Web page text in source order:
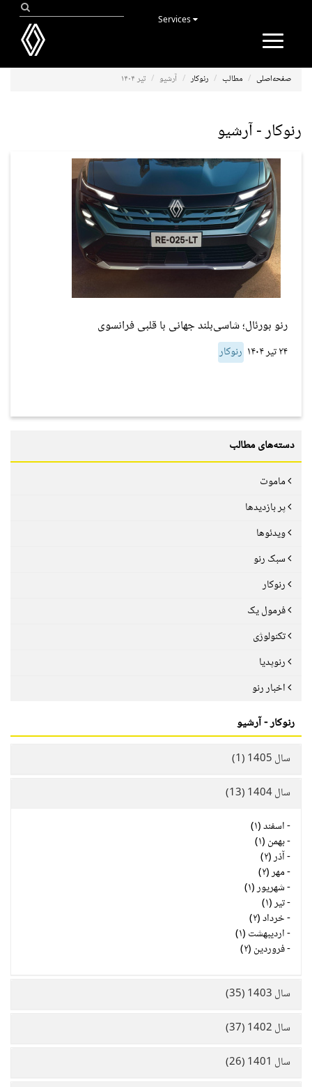
Toggle
صفحه‌اصلی مطالب رنوکار آرشیو تیر ۱۴۰۴
رنوکار - آرشیو
رنو بورئال؛ شاسی‌بلند جهانی با قلبی فرانسوی
۲۴ تیر ۱۴۰۴ رنوکار
دسته‌های مطالب
ماموت
پر بازدیدها
ویدئوها
سبک رنو
رنوکار
فرمول یک
تکنولوژی
رنوپدیا
اخبار رنو
رنوکار - آرشیو
سال 1405 (1)
سال 1404 (13)
-اسفند (۱)
-بهمن (۱)
-آذر (۲)
-مهر (۲)
-شهریور (۱)
-تیر (۱)
-خرداد (۲)
-اردیبهشت (۱)
-فروردین (۲)
سال 1403 (35)
سال 1402 (37)
سال 1401 (26)